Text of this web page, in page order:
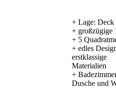
+ Lage: Deck
+ großzügige
+ 5
+ edles
erstklassige
Materialien
+
Dusche und